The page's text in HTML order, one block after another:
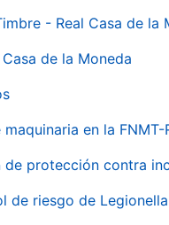
- Real Casa de la
de la Moneda
en la FNMT-
protección contra
riesgo de